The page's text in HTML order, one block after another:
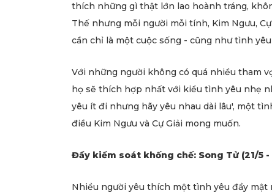
thích những gì thật lớn lao hoành tráng,
Thế nhưng mỗi người mỗi tính, Kim Ngưu,
cần chỉ là một cuộc sống - cũng như tình
Với những người không có quá nhiều tham
họ sẽ thích hợp nhất với kiểu tình yêu nhẹ
yêu ít đi nhưng hãy yêu nhau dài lâu', một
điều Kim Ngưu và Cự Giải mong muốn.
Đầy kiểm soát khống chế: Song Tử (21/5 -
Nhiều người yêu thích một tình yêu đầy